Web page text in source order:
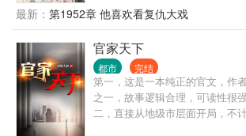
贵，看他国破家亡。 变化的是岁
生岁月。陈观楼熬死了宗师，熬
一个个大佬，终究成为无敌的存在
最新： 第1952章 他喜欢看复仇大戏
官家天下
都市 完结
第一，这是一本纯正的官文，作
之一，故事逻辑合理，可读性很
二，直接从地级市层面开局，不